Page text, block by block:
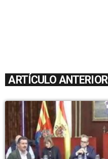
ARTÍCULO ANTERIOR